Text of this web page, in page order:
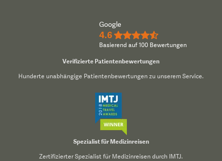
Google
4.6 ★★★★½
Basierend auf 100 Bewertungen
Verifizierte Patientenbewertungen
Hunderte unabhängige Patientenbewertungen zu unserem Service.
Spezialist für Medizinreisen
Zertifizierter Spezialist für Medizinreisen durch IMTJ.